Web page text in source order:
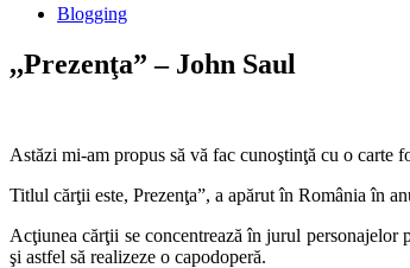
Blogging
,,Prezenţa” – John Saul
Astăzi mi-am propus să vă fac cunoştinţă cu o carte
Titlul cărţii este, Prezenţa”, a apărut în România în
Acţiunea cărţii se concentrează în jurul
şi astfel să realizeze o capodoperă.